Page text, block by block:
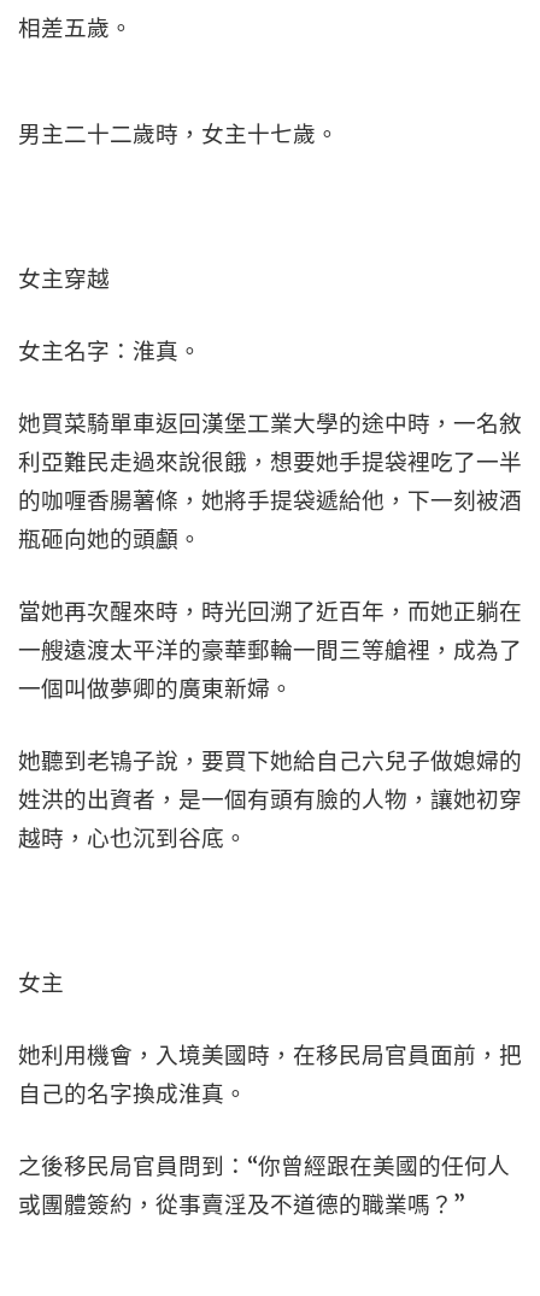
相差五歲。
男主二十二歲時，女主十七歲。
女主穿越
女主名字：淮真。
她買菜騎單車返回漢堡工業大學的途中時，一名敘
利亞難民走過來說很餓，想要她手提袋裡吃了一半
的咖喱香腸薯條，她將手提袋遞給他，下一刻被酒
瓶砸向她的頭顱。
當她再次醒來時，時光回溯了近百年，而她正躺在
一艘遠渡太平洋的豪華郵輪一間三等艙裡，成為了
一個叫做夢卿的廣東新婦。
她聽到老鴇子說，要買下她給自己六兒子做媳婦的
姓洪的出資者，是一個有頭有臉的人物，讓她初穿
越時，心也沉到谷底。
女主
她利用機會，入境美國時，在移民局官員面前，把
自己的名字換成淮真。
之後移民局官員問到：“你曾經跟在美國的任何人
或團體簽約，從事賣淫及不道德的職業嗎？”